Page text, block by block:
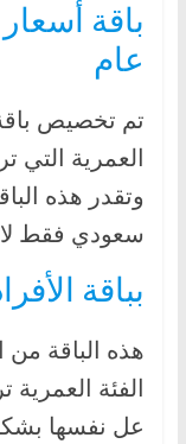
عام
تم تخصيص
العمرية التي
سعودي فقط لا
بباقة الأفراد من 31
هذه الباقة
الفئة
عل نفسها